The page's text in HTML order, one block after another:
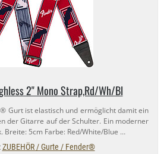
2" Mono Strap,​Rd/​Wh/​Bl
Gurt ist elastisch und ermöglicht damit ein
der Gitarre auf der Schulter. Ein moderner
Breite: 5cm Farbe: Red/​White/​Blue …
ZUBEHÖR / Gurte / Fender®